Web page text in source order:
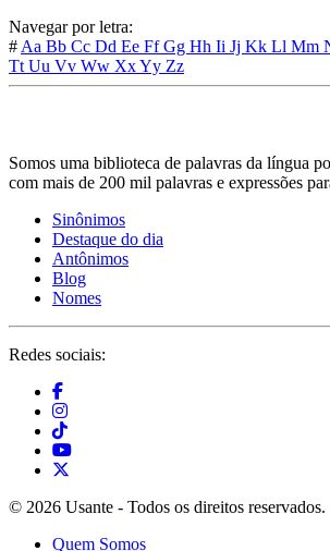
Navegar por letra:
# Aa Bb Cc Dd Ee FfGg Hh Ii Jj Kk Ll Mm
Tt Uu Vv Ww XxYy Zz
Somos uma biblioteca de palavras da língua
com mais de 200 mil palavras e expressões
Sinônimos
Destaque do dia
Antônimos
Blog
Nomes
Redes sociais:
© 2026 Usante - Todos os direitos reservados.
Quem Somos